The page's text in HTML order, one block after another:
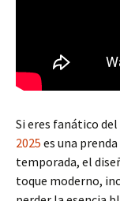
Si eres fanático
2025 es una
temporada, el
toque moderno,